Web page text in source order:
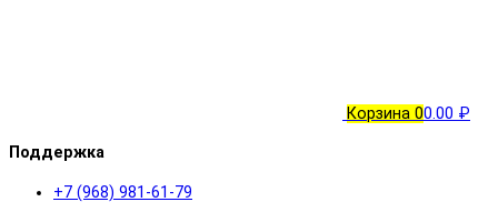
Корзина 00.00 ₽
Поддержка
+7 (968) 981-61-79